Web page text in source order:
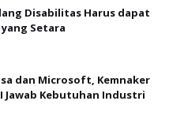
Disabilitas Harus dapat
Setara
dan Microsoft, Kemnaker
Jawab Kebutuhan Industri